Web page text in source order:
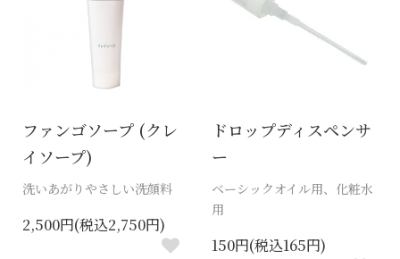
ファンゴソープ (クレ
イソープ)
洗いあがりやさしい洗顔料
2,500円(税込2,750円)
ドロップディスペンサ
ー
ベーシックオイル用、化粧水
用
150円(税込165円)